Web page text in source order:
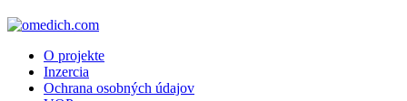
O projekte
Inzercia
Ochrana osobných údajov